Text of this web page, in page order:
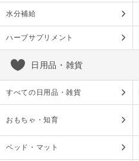
水分補給
ハーブサプリメント
日用品・雑貨
すべての日用品・雑貨
おもちゃ・知育
ベッド・マット